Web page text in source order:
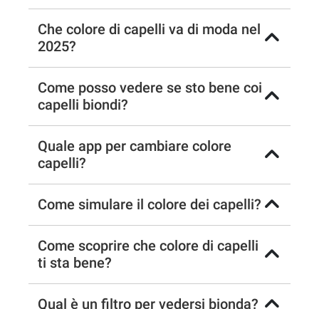
Che colore di capelli va di moda nel
2025?
Come posso vedere se sto bene coi
capelli biondi?
Quale app per cambiare colore
capelli?
Come simulare il colore dei capelli?
Come scoprire che colore di capelli
ti sta bene?
Qual è un filtro per vedersi bionda?